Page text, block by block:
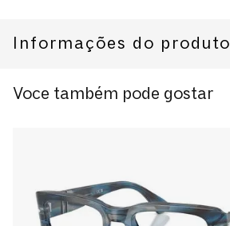
Informações do produto
CUIDADOS COM O PRODUTO
0PO3381V
Cor da Armação
Preto
Voce também pode gostar